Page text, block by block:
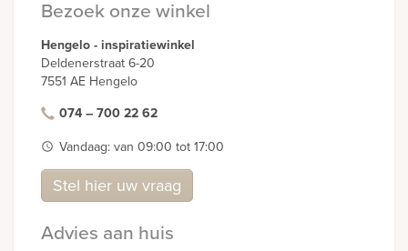
Bezoek onze winkel
Hengelo - inspiratiewinkel
Deldenerstraat 6-20
7551 AE Hengelo
074 – 700 22 62
access_time Vandaag: van 09:00 tot 17:00
Stel hier uw vraag
Advies aan huis